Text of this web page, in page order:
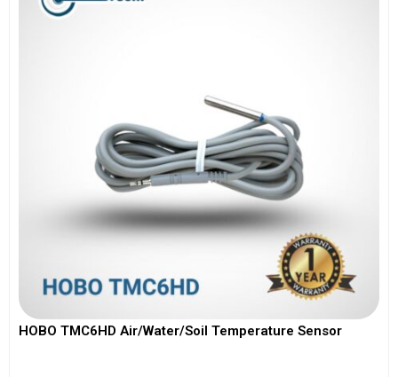
HOBO TMC6HD Air/Water/Soil Temperature Sensor